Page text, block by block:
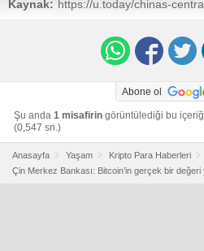
Kaynak: https://u.today/chinas-
actual-value
Abone ol
Şu anda 1 misafirin görüntülediği bu
(0,547 sn.)
Anasayfa Yaşam
Kripto Para Haberleri
Çin Merkez Bankası: Bitcoin’in gerçek bir değeri